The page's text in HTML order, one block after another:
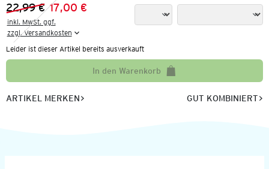
Vorheriger Preis:
22,99 €
Neuer Preis:17,00 €
inkl. MwSt. ggf.
zzgl. Versandkosten
Leider ist dieser Artikel bereits ausverkauft
In den Warenkorb
ARTIKEL MERKEN GUT KOMBINIERT